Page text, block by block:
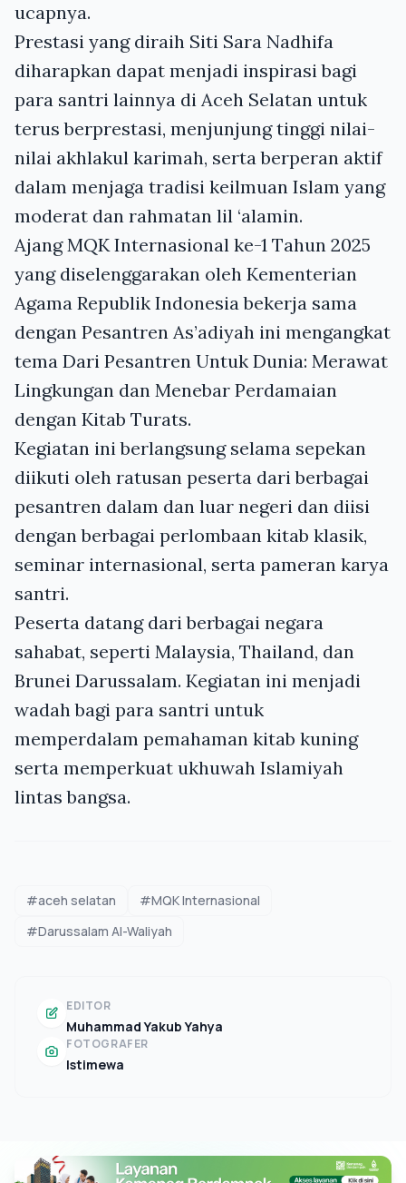
ucapnya.
Prestasi yang diraih Siti Sara Nadhifa
diharapkan dapat menjadi inspirasi bagi
para santri lainnya di Aceh Selatan untuk
terus berprestasi, menjunjung tinggi nilai-
nilai akhlakul karimah, serta berperan aktif
dalam menjaga tradisi keilmuan Islam yang
moderat dan rahmatan lil ‘alamin.
Ajang MQK Internasional ke-1 Tahun 2025
yang diselenggarakan oleh Kementerian
Agama Republik Indonesia bekerja sama
dengan Pesantren As’adiyah ini mengangkat
tema Dari Pesantren Untuk Dunia: Merawat
Lingkungan dan Menebar Perdamaian
dengan Kitab Turats.
Kegiatan ini berlangsung selama sepekan
diikuti oleh ratusan peserta dari berbagai
pesantren dalam dan luar negeri dan diisi
dengan berbagai perlombaan kitab klasik,
seminar internasional, serta pameran karya
santri.
Peserta datang dari berbagai negara
sahabat, seperti Malaysia, Thailand, dan
Brunei Darussalam. Kegiatan ini menjadi
wadah bagi para santri untuk
memperdalam pemahaman kitab kuning
serta memperkuat ukhuwah Islamiyah
lintas bangsa.
#aceh selatan
#MQK Internasional
#Darussalam Al-Waliyah
EDITOR
Muhammad Yakub Yahya
FOTOGRAFER
Istimewa